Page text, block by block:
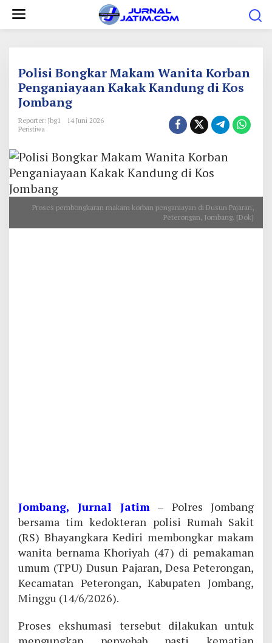
Polisi Bongkar Makam Wanita Korban
Penganiayaan Kakak Kandung di Kos
Jombang
Reporter: Jbg1
14 Juni 2026
Peristiwa
Proses pembongkaran makam korban penganiayan di Dusun Pajaran,
Peterongan, Jombang. [Dok]
Jombang, Jurnal Jatim– Polres Jombang
bersama tim kedokteran polisi Rumah Sakit
(RS) Bhayangkara Kediri membongkar makam
wanita bernama Khoriyah (47) di pemakaman
umum (TPU) Dusun Pajaran, Desa Peterongan,
Kecamatan Peterongan, Kabupaten Jombang,
Minggu (14/6/2026).
Proses ekshumasi tersebut dilakukan untuk